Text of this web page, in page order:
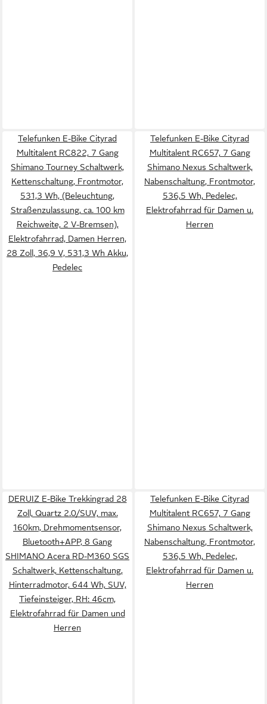
Telefunken E-Bike Cityrad
Multitalent RC822, 7 Gang
Shimano Tourney Schaltwerk,
Kettenschaltung, Frontmotor,
531,3 Wh, (Beleuchtung,
Straßenzulassung, ca. 100 km
Reichweite, 2 V-Bremsen),
Elektrofahrrad, Damen Herren,
28 Zoll, 36,9 V, 531,3 Wh Akku,
Pedelec
Telefunken E-Bike Cityrad
Multitalent RC657, 7 Gang
Shimano Nexus Schaltwerk,
Nabenschaltung, Frontmotor,
536,5 Wh, Pedelec,
Elektrofahrrad für Damen u.
Herren
DERUIZ E-Bike Trekkingrad 28
Zoll, Quartz 2.0/SUV, max.
160km, Drehmomentsensor,
Bluetooth+APP, 8 Gang
SHIMANO Acera RD-M360 SGS
Schaltwerk, Kettenschaltung,
Hinterradmotor, 644 Wh, SUV,
Tiefeinsteiger, RH: 46cm,
Elektrofahrrad für Damen und
Herren
Telefunken E-Bike Cityrad
Multitalent RC657, 7 Gang
Shimano Nexus Schaltwerk,
Nabenschaltung, Frontmotor,
536,5 Wh, Pedelec,
Elektrofahrrad für Damen u.
Herren